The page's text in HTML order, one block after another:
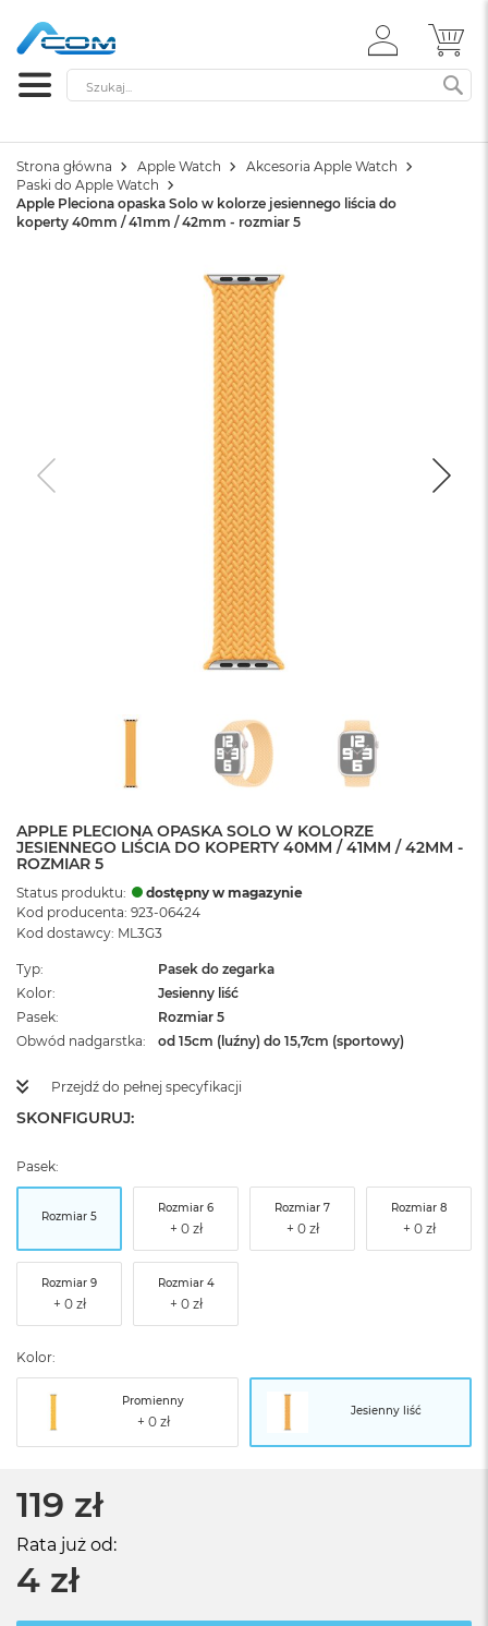
ZALOGUJ
SIĘ
Szukaj
Strona główna Apple Watch
Akcesoria Apple Watch
Paski do Apple Watch
Apple Pleciona opaska Solo w kolorze jesiennego liścia do
koperty 40mm / 41mm / 42mm - rozmiar 5
APPLE PLECIONA OPASKA SOLO W KOLORZE
JESIENNEGO LIŚCIA DO KOPERTY 40MM / 41MM / 42MM -
ROZMIAR 5
Status produktu:
dostępny w magazynie
Kod producenta: 923-06424
Kod dostawcy: ML3G3
Typ
Pasek do zegarka
Kolor
Jesienny liść
Pasek
Rozmiar 5
Obwód nadgarstka
od 15cm (luźny) do 15,7cm (sportowy)
Przejdź do pełnej specyfikacji
SKONFIGURUJ:
Pasek:
Rozmiar 5
Rozmiar 6 Rozmiar 7 Rozmiar 8
Rozmiar 9 Rozmiar 4
Kolor:
Promienny
Jesienny liść
119 zł
Rata już od:
4 zł